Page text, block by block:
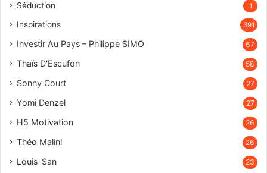
Séduction 1
Inspirations 391
Investir Au Pays – Philippe SIMO 67
Thaïs D'Escufon 58
Sonny Court 27
Yomi Denzel 27
H5 Motivation 26
Théo Malini 26
Louis-San 23